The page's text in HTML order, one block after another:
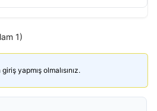
1)
yapmış olmalısınız.